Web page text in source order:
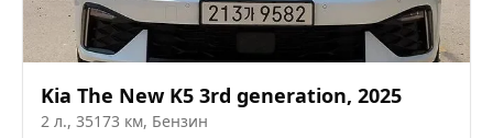
Kia The New K5 3rd generation, 2025
2 л., 35173 км, Бензин